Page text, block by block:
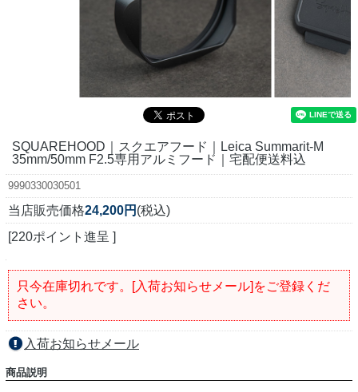
SQUAREHOOD｜スクエアフード｜Leica Summarit-M
35mm/50mm F2.5専用アルミフード｜宅配便送料込
9990330030501
当店販売価格24,200円 (税込)
[220ポイント進呈 ]
只今在庫切れです。[入荷お知らせメール]をご登録くだ
さい。
入荷お知らせメール
商品説明